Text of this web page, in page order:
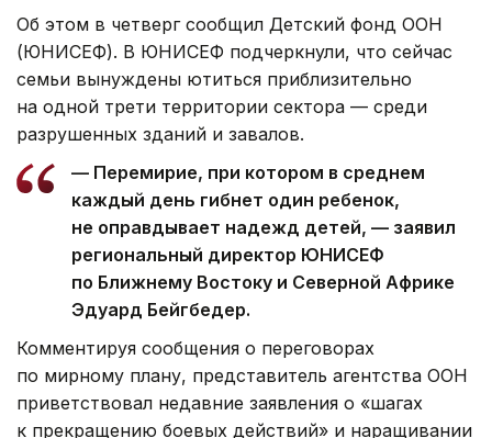
Об этом в четверг сообщил Детский фонд ООН
(ЮНИСЕФ). В ЮНИСЕФ подчеркнули, что сейчас
семьи вынуждены ютиться приблизительно
на одной трети территории сектора — среди
разрушенных зданий и завалов.
— Перемирие, при котором в среднем
каждый день гибнет один ребенок,
не оправдывает надежд детей, — заявил
региональный директор ЮНИСЕФ
по Ближнему Востоку и Северной Африке
Эдуард Бейгбедер.
Комментируя сообщения о переговорах
по мирному плану, представитель агентства ООН
приветствовал недавние заявления о «шагах
к прекращению боевых действий» и наращивании